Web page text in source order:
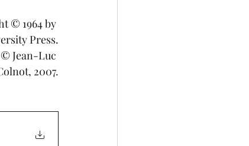
© 1964 by
Press.
Jean-Luc
2007.